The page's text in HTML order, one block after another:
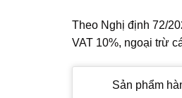
Theo Nghị định 72/
VAT 10%, ngoại trừ
Sản phẩm